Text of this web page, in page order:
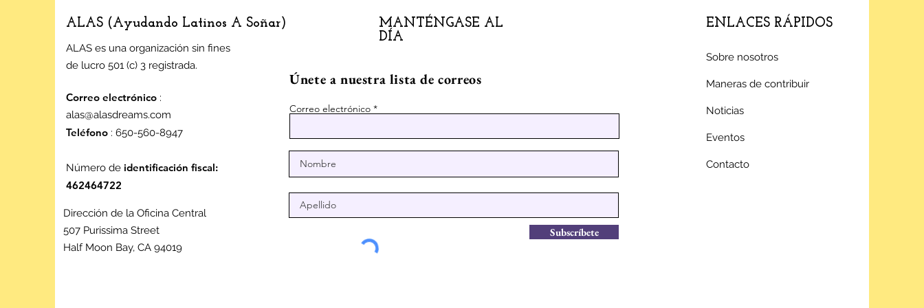
ALAS (Ayudando Latinos A Soñar)
ALAS es una organización sin fines
de lucro 501 (c) 3 registrada.
Correo electrónico :
alas@alasdreams.com
Teléfono : 650-560-8947
Número de identificación fiscal:
462464722
Dirección de la Oficina Central
507 Purissima Street
Half Moon Bay, CA 94019
MANTÉNGASE AL
DÍA
Únete a nuestra lista de correos
Correo electrónico
Subscríbete
ENLACES RÁPIDOS
Sobre nosotros
Maneras de contribuir
Noticias
Eventos
Contacto